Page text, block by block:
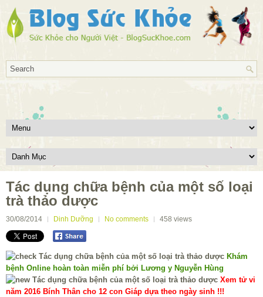
Tác dụng chữa bệnh của một số loại
trà thảo dược
30/08/2014 Dinh Dưỡng No comments 458 views
Khám
bệnh Online hoàn toàn miễn phí bởi Lương y Nguyễn Hùng
Xem tử vi
năm 2016 Bính Thân cho 12 con Giáp dựa theo ngày sinh !!!